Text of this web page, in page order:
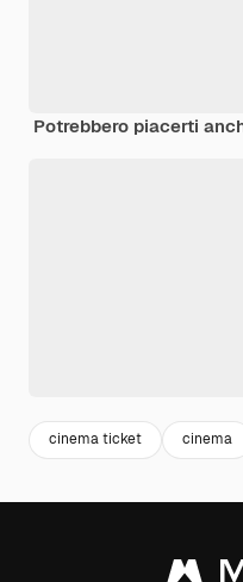
Potrebbero piacerti
cinema ticket cinema